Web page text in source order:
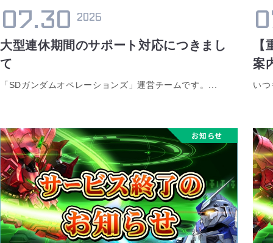
07.30 2026
大型連休期間のサポート対応につきまし
て
「SDガンダムオペレーションズ」運営チームです。...
案
い
お知らせ